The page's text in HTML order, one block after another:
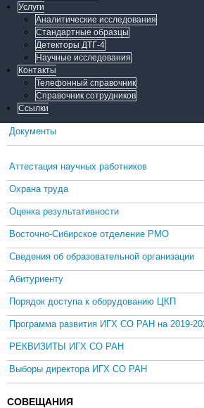
Услуги
Аналитические исследования
Стандартные образцы
Детекторы ДТГ-4
Научные исследования
Контакты
Телефонный справочник
Справочник сотрудников
Ссылки
Документы
Аттестация научных работников
Охрана труда
Оценка результативности
Восточно-Сибирское отделение РМО
Сведения об образовательной организации
Абитуриенту
Порядок доступа к оборудованию ЦКП
Программа развития ИГХ СО РАН на 2019-
РЕКВИЗИТЫ ИГХ СО РАН
Выборы директора ИГХ СО РАН
СОВЕЩАНИЯ